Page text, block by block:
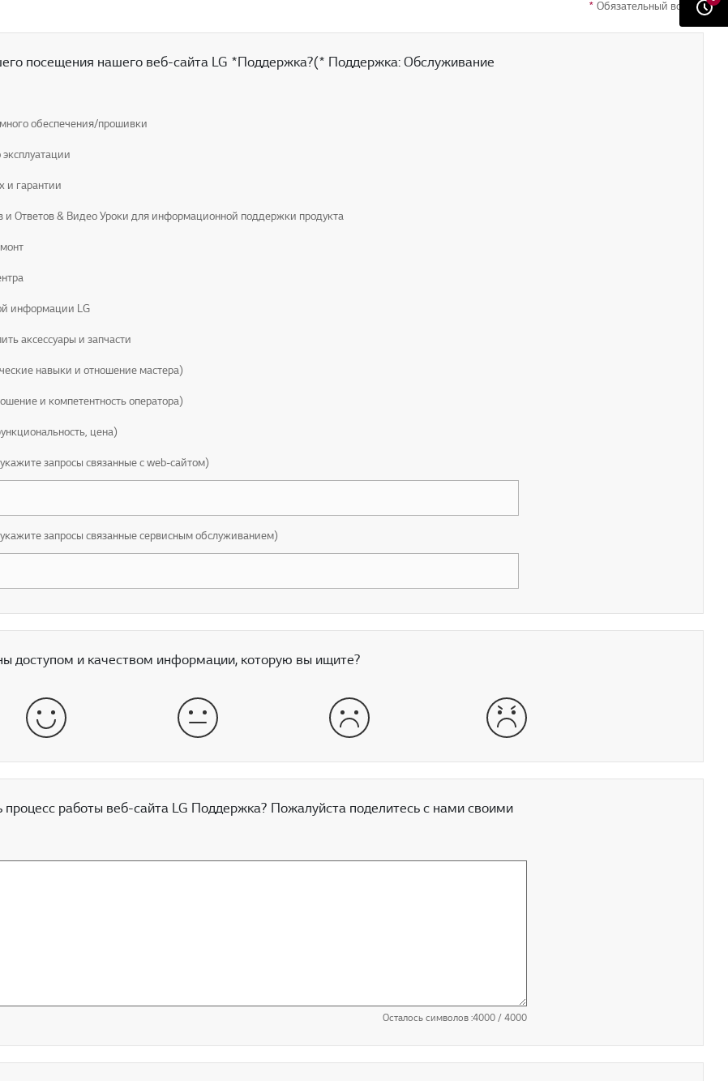
* Обязательный вопрос
посещения нашего веб-сайта LG *Поддержка?(* Поддержка: Обслуживание
обеспечения/прошивки
и гарантии
и Ответов & Видео Уроки для информационной поддержки продукта
информации LG
аксессуары и запчасти
навыки и отношение мастера)
и компетентность оператора)
цена)
запросы связанные с web-сайтом)
запросы связанные сервисным обслуживанием)
доступом и качеством информации, которую вы ищите?
хорошо нормально плохо
работы веб-сайта LG Поддержка? Пожалуйста поделитесь с нами своими
Осталось символов :4000/ 4000